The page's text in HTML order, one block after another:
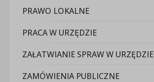
PRAWO LOKALNE
PRACA W URZĘDZIE
ZAŁATWIANIE SPRAW W URZĘDZIE
ZAMÓWIENIA PUBLICZNE